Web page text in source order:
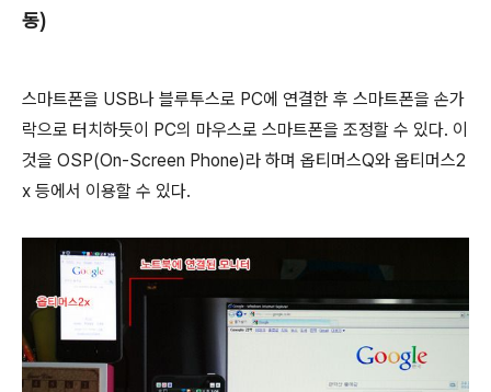
동)
스마트폰을 USB나 블루투스로 PC에 연결한 후 스마트폰을 손가
락으로 터치하듯이 PC의 마우스로 스마트폰을 조정할 수 있다. 이
것을 OSP(On-Screen Phone)라 하며 옵티머스Q와 옵티머스2
x 등에서 이용할 수 있다.